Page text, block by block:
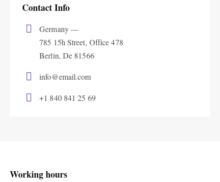
Contact Info
Germany —
785 15h Street, Office 478
Berlin, De 81566
info@email.com
+1 840 841 25 69
Working hours